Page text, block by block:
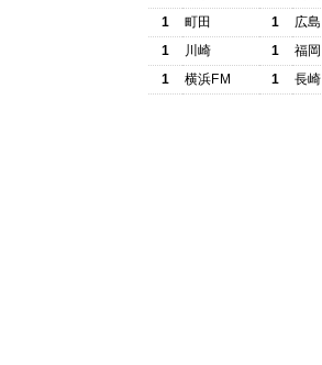
1
町田 1
広島
1
川崎 1
福岡
1
横浜FM 1 長崎